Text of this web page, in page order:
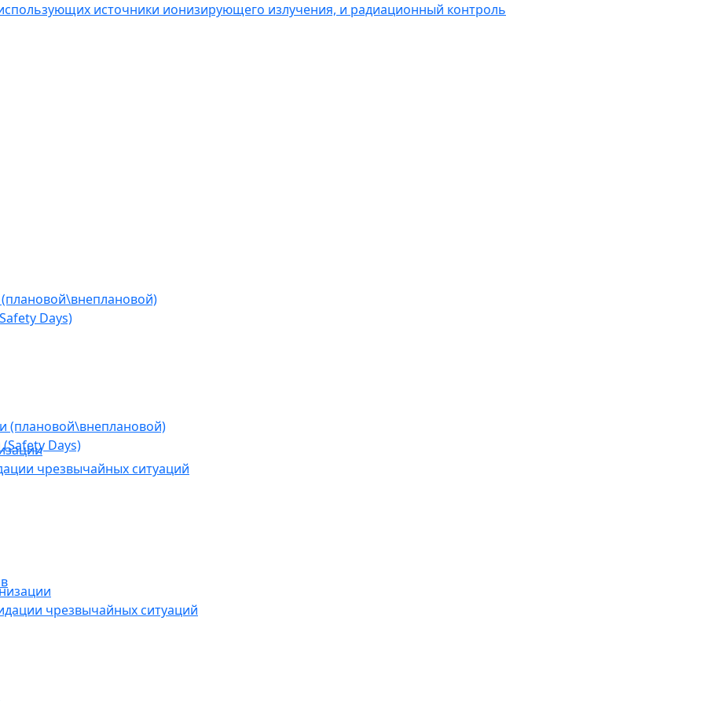
Days)
чрезвычайных ситуаций
источники ионизирующего излучения, и радиационный контроль
(плановой\внеплановой)
Days)
чрезвычайных ситуаций